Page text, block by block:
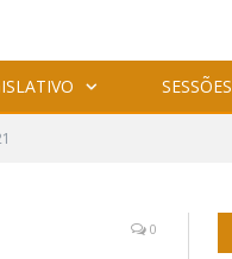
SESSÕES
0